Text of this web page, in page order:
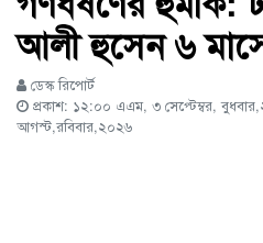
আলী হুসেন ৬
ডেস্ক রিপোর্ট
প্রকাশ: ১২:০০ এএম, ৩ সেপ্টেম্বর,
আগস্ট,রবিবার,২০২৬